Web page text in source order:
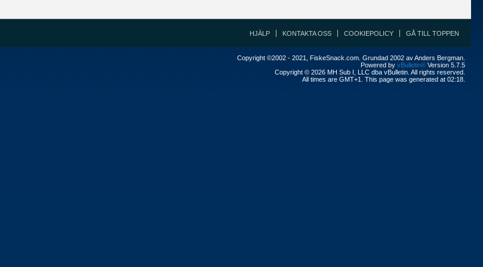
HJÄLP KONTAKTA OSS COOKIEPOLICY GÅ TILL TOPPEN
Copyright ©2002 - 2021, FiskeSnack.com. Grundad 2002 av Anders Bergman.
Powered by vBulletin® Version 5.7.5
Copyright © 2026 MH Sub I, LLC dba vBulletin. All rights reserved.
All times are GMT+1. This page was generated at 02:18.